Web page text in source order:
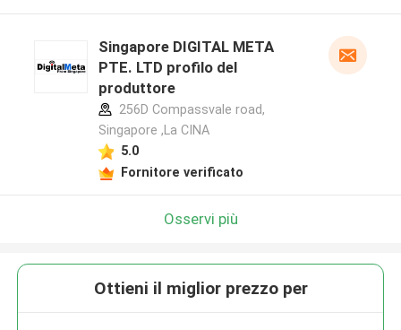
Singapore DIGITAL META
PTE. LTD profilo del
produttore
256D Compassvale road,
Singapore ,La CINA
5.0
Fornitore verificato
Osservi più
Ottieni il miglior prezzo per